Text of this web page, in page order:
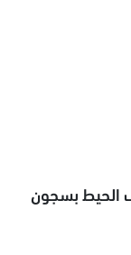
الحيط بسجون